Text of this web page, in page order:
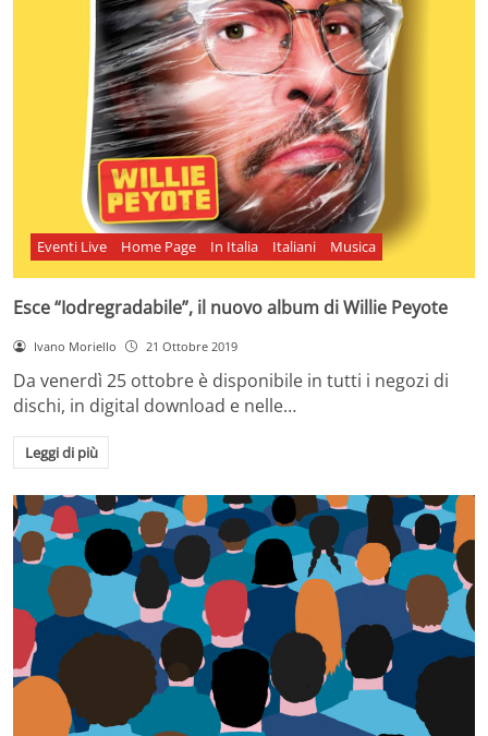
Eventi Live Home Page In Italia Italiani Musica
Esce “Iodregradabile”, il nuovo album di Willie Peyote
Ivano Moriello 21 Ottobre 2019
Da venerdì 25 ottobre è disponibile in tutti i negozi di
dischi, in digital download e nelle…
Leggi di più